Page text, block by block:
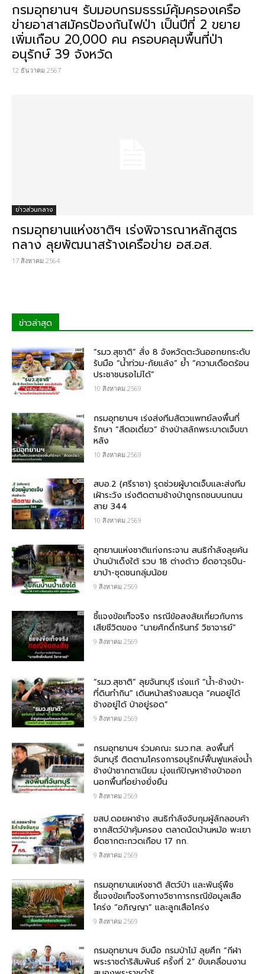
กรมอุทยานฯ รับมอบกรมธรรม์คุ้มครองเครือ
ข่ายอาสาสมัครป้องกันไฟป่า เป็นปีที่ 2 ขยาย
เพิ่มเกือบ 20,000 คน ครอบคลุมพื้นที่ป่า
อนุรักษ์ 39 จังหวัด
12 ธันวาคม 2567
ข่าวส่วนกลาง
กรมอุทยานแห่งชาติฯ เร่งพิจารณาหลักสูตร
กลาง ลุยพัฒนาสร้างเครือข่าย อส.อส.
17 สิงหาคม 2564
ข่าวล่าสุด
“รมว.สุชาติ” สั่ง 8 จังหวัดตะวันออกยกระดับ
รับมือ “น้ำท่วม-ภัยแล้ง” ย้ำ “ความเดือดร้อน
ประชาชนรอไม่ได้”
10 สิงหาคม 2569
กรมอุทยานฯ เร่งส่งทีมสัตวแพทย์ลงพื้นที่
รักษา “สีดอเดี่ยว” ช้างป่าสลักพระบาดเจ็บขา
หลัง
10 สิงหาคม 2569
สบอ.2 (ศรีราชา) รุดช่วยผู้บาดเจ็บและส่งทีม
เฝ้าระวัง เร่งติดตามช้างป่าถูกรถชนบนถนน
สาย 344
10 สิงหาคม 2569
อุทยานแห่งชาติแก่งกระจาน สนธิกำลังลุยค้น
บ้านป่าเด็งใต้ รวบ 18 ต่างด้าว ยึดอาวุธปืน-
ยาบ้า-ชุดชนกลุ่มน้อย
9 สิงหาคม 2569
ชี้แจงข้อเท็จจริง กรณีข้อสงสัยเกี่ยวกับการ
เสียชีวิตของ “นายศักดิ์กรินทร์ วิชาจารย์”
9 สิงหาคม 2569
“รมว.สุชาติ” ลุยจันทบุรี เร่งแก้ “น้ำ-ช้างป่า-
ที่ดินทำกิน” เดินหน้าสร้างสมดุล “คนอยู่ได้
ช้างอยู่ได้ ป่าอยู่รอด”
9 สิงหาคม 2569
กรมอุทยานฯ ร่วมคณะ รมว.ทส. ลงพื้นที่
จันทบุรี ติดตามโครงการอนุรักษ์ฟื้นฟูแหล่งน้ำ
ช้างป่าชากตาเนียม มุ่งแก้ปัญหาช้างป่าออก
นอกพื้นที่อย่างยั่งยืน
9 สิงหาคม 2569
ขสป.ดอยผาช้าง สนธิกำลังจับกุมผู้ลักลอบค้า
ซากสัตว์ป่าคุ้มครอง ตลาดนัดบ้านหม้อ พะเยา
ยึดซากตะกวดเกือบ 17 กก.
9 สิงหาคม 2569
กรมอุทยานแห่งชาติ สัตว์ป่า และพันธุ์พืช​
ชี้แจงข้อเท็จจริงทางวิชาการกรณีข้อมูลเสือ
โคร่ง “อภิญญา” และลูกเสือโคร่ง
9 สิงหาคม 2569
กรมอุทยานฯ จับมือ กรมป่าไม้ ลุยศึก “กีฬา
พระราชดำริสัมพันธ์ ครั้งที่ 2” ขับเคลื่อนงาน